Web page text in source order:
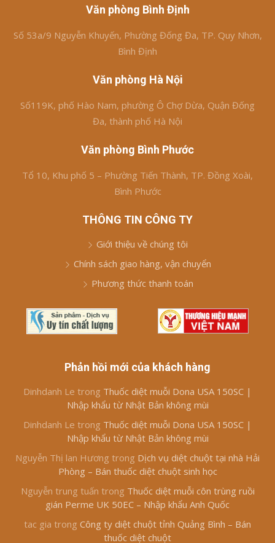
Văn phòng Bình Định
Số 53a/9 Nguyễn Khuyến, Phường Đống Đa, TP. Quy Nhơn,
Bình Định
Văn phòng Hà Nội
Số119K, phố Hào Nam, phường Ô Chợ Dừa, Quận Đống
Đa, thành phố Hà Nội
Văn phòng Bình Phước
Tổ 10, Khu phố 5 – Phường Tiến Thành, TP. Đồng Xoài,
Bình Phước
THÔNG TIN CÔNG TY
Giới thiệu về chúng tôi
Chính sách giao hàng, vận chuyển
Phương thức thanh toán
Phản hồi mới của khách hàng
Dinhdanh Le trong Thuốc diệt muỗi Dona USA 150SC |
Nhập khẩu từ Nhật Bản không mùi
Dinhdanh Le trong Thuốc diệt muỗi Dona USA 150SC |
Nhập khẩu từ Nhật Bản không mùi
Nguyễn Thị lan Hương trong Dịch vụ diệt chuột tại nhà Hải
Phòng – Bán thuốc diệt chuột sinh học
Nguyễn trung tuấn trong Thuốc diệt muỗi côn trùng ruồi
gián Perme UK 50EC – Nhập khẩu Anh Quốc
tac gia trong Công ty diệt chuột tỉnh Quảng Bình – Bán
thuốc diệt chuột